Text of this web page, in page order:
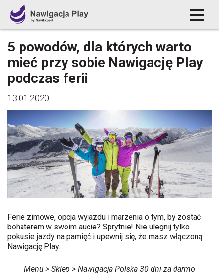
5 powodów, dla których warto
mieć przy sobie Nawigację Play
podczas ferii
13.01.2020
Ferie zimowe, opcja wyjazdu i marzenia o tym, by zostać
bohaterem w swoim aucie? Sprytnie! Nie ulegnij tylko
pokusie jazdy na pamięć i upewnij się, że masz włączoną
Nawigację Play.
Menu > Sklep > Nawigacja Polska 30 dni za darmo